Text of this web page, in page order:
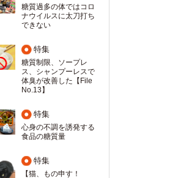
糖質過多の体ではコロ
ナウイルスに太刀打ち
できない
特集
糖質制限、ソープレ
ス、シャンプーレスで
体臭が改善した【File
No.13】
特集
心身の不調を誘発する
食品の糖質量
特集
【猫、もの申す！